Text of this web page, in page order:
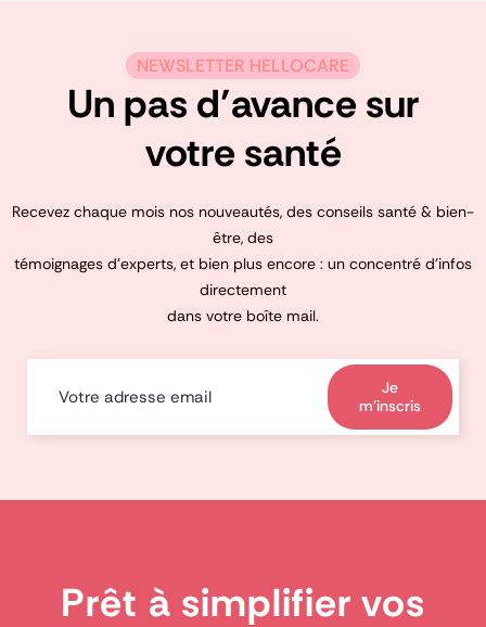
NEWSLETTER HELLOCARE
Un pas d’avance sur
votre santé
Recevez chaque mois nos nouveautés, des conseils santé & bien-
être, des
témoignages d’experts, et bien plus encore : un concentré d’infos
directement
dans votre boîte mail.
Je
m'inscris
Prêt à simplifier vos